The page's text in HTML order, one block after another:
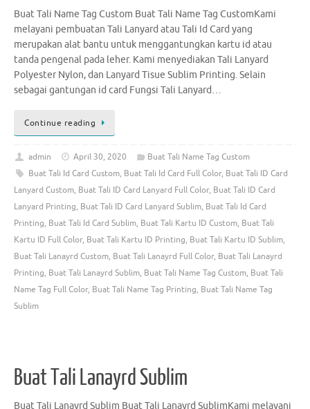
Buat Tali Name Tag Custom Buat Tali Name Tag CustomKami
melayani pembuatan Tali Lanyard atau Tali Id Card yang
merupakan alat bantu untuk menggantungkan kartu id atau
tanda pengenal pada leher. Kami menyediakan Tali Lanyard
Polyester Nylon, dan Lanyard Tisue Sublim Printing. Selain
sebagai gantungan id card Fungsi Tali Lanyard…
Continue reading
admin April 30, 2020
Buat Tali Name Tag Custom
Buat Tali Id Card Custom, Buat Tali Id Card Full Color, Buat Tali ID Card
Lanyard Custom, Buat Tali ID Card Lanyard Full Color, Buat Tali ID Card
Lanyard Printing, Buat Tali ID Card Lanyard Sublim, Buat Tali Id Card
Printing, Buat Tali Id Card Sublim, Buat Tali Kartu ID Custom, Buat Tali
Kartu ID Full Color, Buat Tali Kartu ID Printing, Buat Tali Kartu ID Sublim,
Buat Tali Lanayrd Custom, Buat Tali Lanayrd Full Color, Buat Tali Lanayrd
Printing, Buat Tali Lanayrd Sublim, Buat Tali Name Tag Custom, Buat Tali
Name Tag Full Color, Buat Tali Name Tag Printing, Buat Tali Name Tag
Sublim
Buat Tali Lanayrd Sublim
Buat Tali Lanayrd Sublim Buat Tali Lanayrd SublimKami melayani